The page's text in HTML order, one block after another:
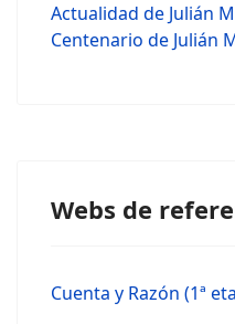
Actualidad de Julián
Centenario de Julián
Webs de
Cuenta y Razón (1ª